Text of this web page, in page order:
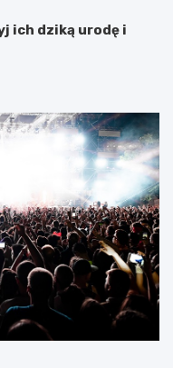
ich dziką urodę i